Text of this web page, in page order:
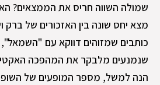
שמולה השווה חריס את הממצאים?
מצא יחס שונה בין האזכורים של ברק
כותבים שמזוהים דווקא עם "השמאל",
שנמנעים מלבקר את המהפכה
הנה למשל, מספר המופעים של